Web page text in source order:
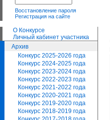
Восстановление пароля
Регистрация на сайте
О Конкурсе
Личный кабинет участника
Архив
Конкурс 2025-2026 года
Конкурс 2024-2025 года
Конкурс 2023-2024 года
Конкурс 2022-2023 года
Конкурс 2021-2022 года
Конкурс 2020-2021 года
Конкурс 2019-2020 года
Конкурс 2018-2019 года